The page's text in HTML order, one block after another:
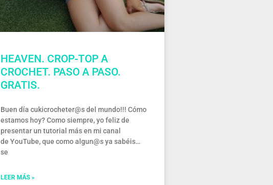
HEAVEN. CROP-TOP A
CROCHET. PASO A PASO.
GRATIS.
Buen día cukicrocheter@s del mundo!!! Cómo
estamos hoy? Como siempre, yo feliz de
presentar un tutorial más en mi canal
de YouTube, que como algun@s ya sabéis…
se
LEER MÁS »